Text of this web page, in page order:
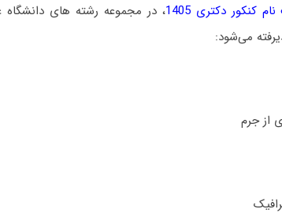
کنکور دکتری 1405
، در مجموعه رشته های دانشگاه
می‌شود: